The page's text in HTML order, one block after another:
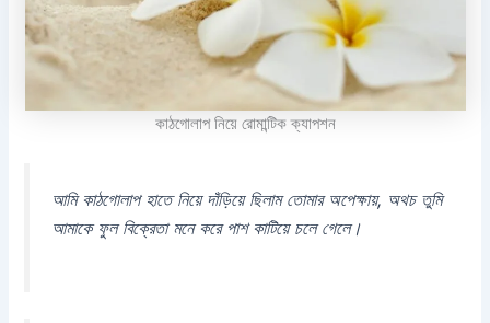
কাঠগোলাপ নিয়ে রোমান্টিক ক্যাপশন
আমি কাঠগোলাপ হাতে নিয়ে দাঁড়িয়ে ছিলাম তোমার অপেক্ষায়, অথচ তুমি
আমাকে ফুল বিক্রেতা মনে করে পাশ কাটিয়ে চলে গেলে।